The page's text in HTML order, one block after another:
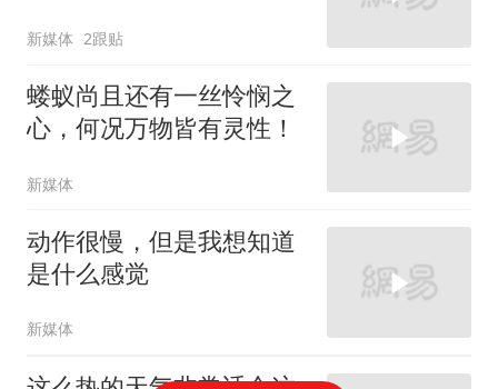
新媒体 2跟贴
蝼蚁尚且还有一丝怜悯之
心，何况万物皆有灵性！
新媒体
动作很慢，但是我想知道
是什么感觉
新媒体